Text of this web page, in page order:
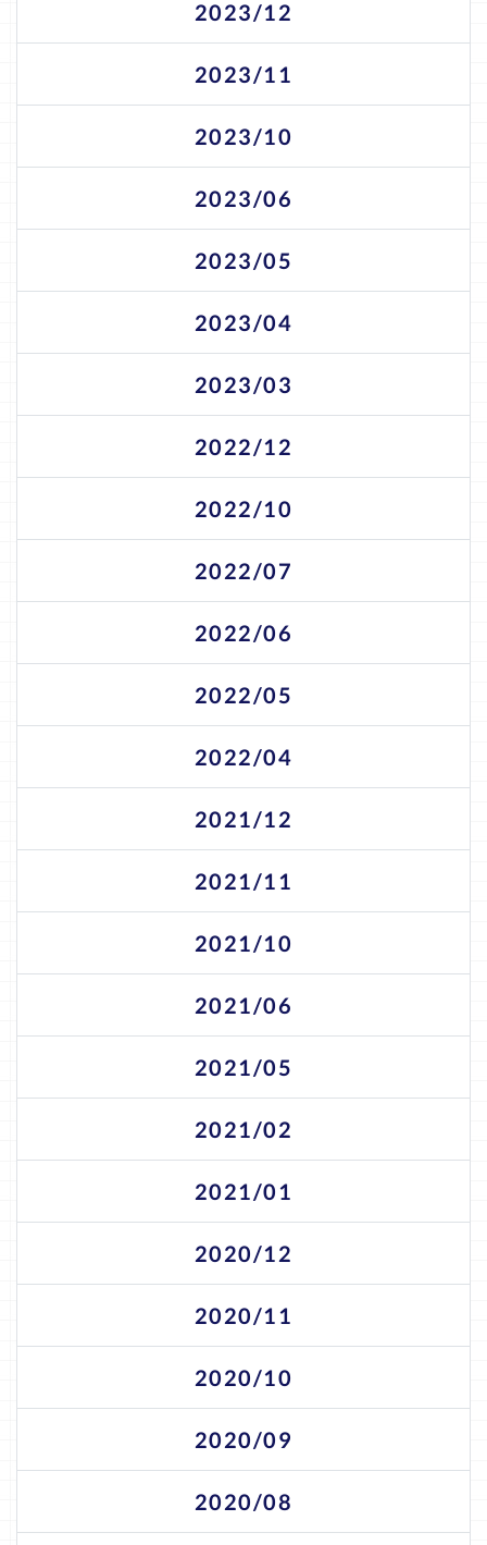
2023/12
2023/11
2023/10
2023/06
2023/05
2023/04
2023/03
2022/12
2022/10
2022/07
2022/06
2022/05
2022/04
2021/12
2021/11
2021/10
2021/06
2021/05
2021/02
2021/01
2020/12
2020/11
2020/10
2020/09
2020/08